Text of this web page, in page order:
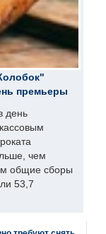
премьеры
день
чем
общие сборы
53,7